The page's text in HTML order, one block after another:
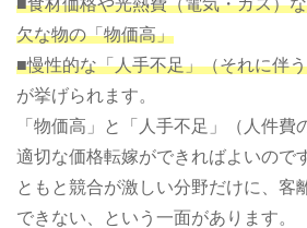
■食材価格や光熱費（電気・ガス）
欠な物の「物価高」
■慢性的な「人手不足」（それに伴
が挙げられます。
「物価高」と「人手不足」（人件費
適切な価格転嫁ができればよいので
ともと競合が激しい分野だけに、客
できない、という一面があります。